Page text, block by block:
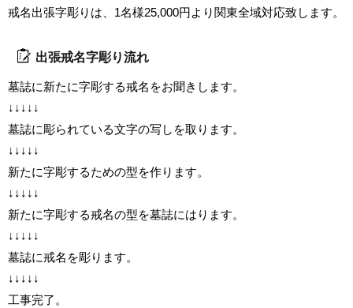
戒名出張字彫りは、1名様25,000円より関東全域対応致します。
出張戒名字彫り流れ
墓誌に新たに字彫する戒名をお聞きします。
↓↓↓↓↓
墓誌に彫られている文字の写しを取ります。
↓↓↓↓↓
新たに字彫するための型を作ります。
↓↓↓↓↓
新たに字彫する戒名の型を墓誌にはります。
↓↓↓↓↓
墓誌に戒名を彫ります。
↓↓↓↓↓
工事完了。